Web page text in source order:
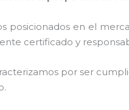
posicionados en el
certificado y
por ser